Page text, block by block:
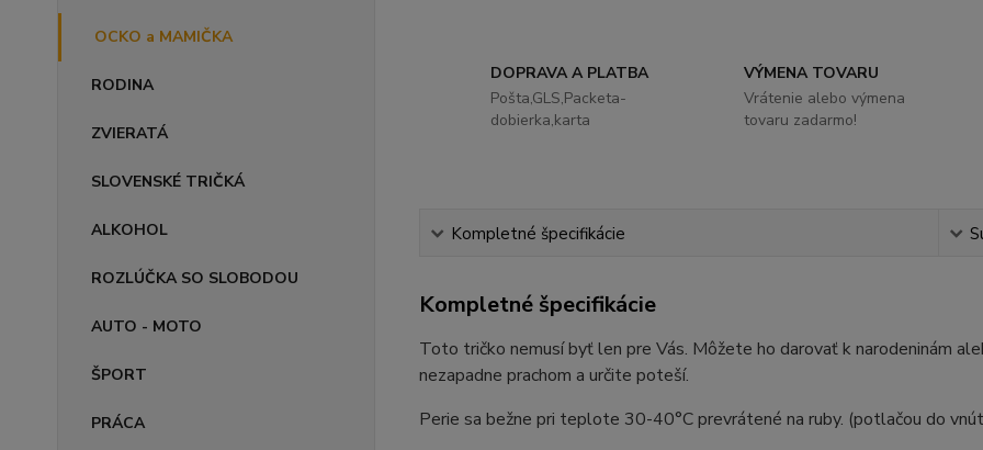
OCKO a MAMIČKA
RODINA
ZVIERATÁ
SLOVENSKÉ TRIČKÁ
ALKOHOL
ROZLÚČKA SO SLOBODOU
AUTO - MOTO
ŠPORT
PRÁCA
DOPRAVA A PLATBA
Pošta,GLS,Packeta-
dobierka,karta
VÝMENA TOVARU
Vrátenie alebo výmena
tovaru zadarmo!
Kompletné špecifikácie
Kompletné špecifikácie
Toto tričko nemusí byť len pre Vás. Môžete ho darovať k narodeninám
nezapadne prachom a určite poteší.
Perie sa bežne pri teplote 30-40°C prevrátené na ruby. (potlačou do